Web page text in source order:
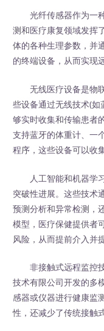
光纤传感器作为一种
测和医疗康复领域发挥
体的各种生理参数，并
的终端设备，从而实现
无线医疗设备是物联
些设备通过无线技术(
够实时收集和传输患者
支持蓝牙的体重计、一
程序，这些设备可以收
人工智能和机器学习
突破性进展。这些技术
预测分析和异常检测，
模型，医疗保健提供者
风险，从而提前介入并
非接触式远程监控技
技术有限公司开发的多
感器或仪器进行健康监
性，还减少了传统接触